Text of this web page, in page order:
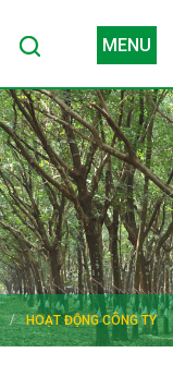
MENU
HOẠT ĐỘNG CÔNG TY